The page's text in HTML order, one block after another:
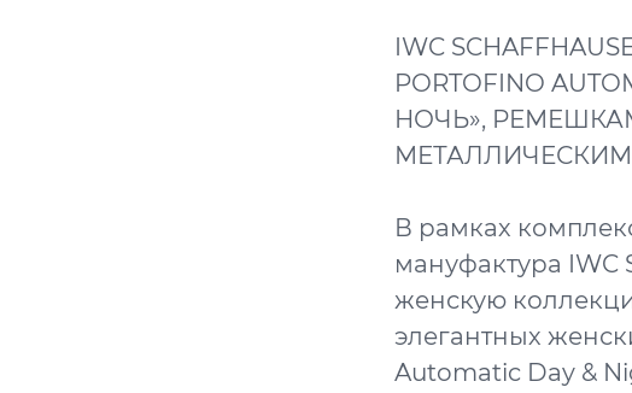
IWC
PORTOFINO
НОЧЬ»,
В рамках
мануфактура
женскую
элегантных
Automatic Day &